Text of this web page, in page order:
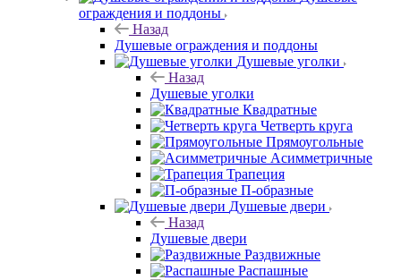
ограждения и поддоны
Назад
Душевые ограждения и поддоны
Душевые уголки
Назад
Душевые уголки
Квадратные
Четверть круга
Прямоугольные
Асимметричные
Трапеция
П-образные
Душевые двери
Назад
Душевые двери
Раздвижные
Распашные